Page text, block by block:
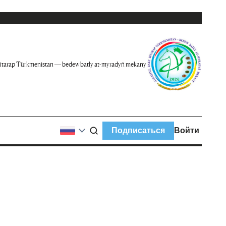
Türkmenistan — bedew batly at-myradyň mekany
Подписаться Войти